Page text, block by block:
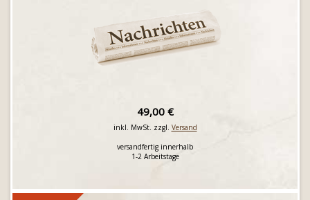
49,00 €
inkl. MwSt. zzgl. Versand
versandfertig innerhalb
1-2 Arbeitstage